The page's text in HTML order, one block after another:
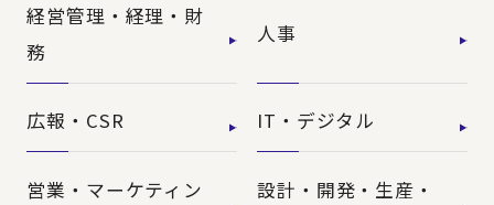
経営管理・経理・財
務
人事
広報・CSR IT・デジタル
営業・マーケティン
設計・開発・生産・